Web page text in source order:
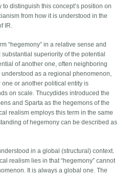
to distinguish this concept’s position on
from how it is understood in the
IR.
“hegemony” in a relative sense and
superiority of the potential
of another one, often neighboring
as a regional phenomenon,
or another political entity is
on scale. Thucydides introduced the
and Sparta as the hegemons of the
realism employs this term in the same
of hegemony can be described as
in a global (structural) context.
realism lies in that “hegemony” cannot
It is always a global one. The